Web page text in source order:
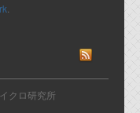
クロ研究所